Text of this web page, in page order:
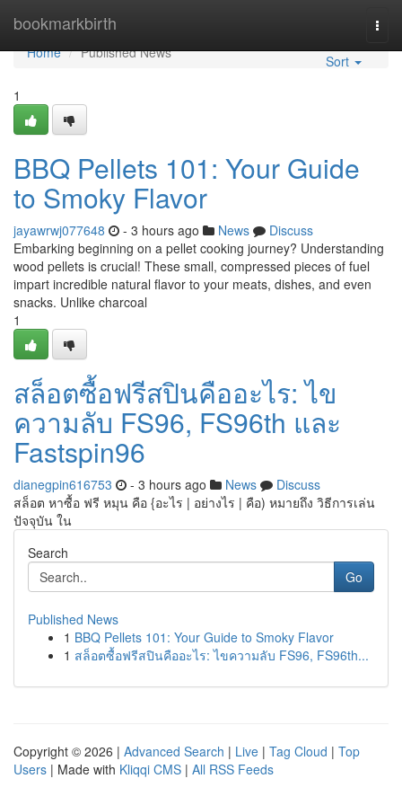
bookmarkbirth
Home
Home
Published News
Sort
1
BBQ Pellets 101: Your Guide
to Smoky Flavor
jayawrwj077648 - 3 hours ago News
Discuss
Embarking beginning on a pellet cooking journey? Understanding
wood pellets is crucial! These small, compressed pieces of fuel
impart incredible natural flavor to your meats, dishes, and even
snacks. Unlike charcoal
1
สล็อตซื้อฟรีสปินคืออะไร: ไข
ความลับ FS96, FS96th และ
Fastspin96
dianegpin616753 - 3 hours ago News
Discuss
สล็อต หาซื้อ ฟรี หมุน คือ {อะไร | อย่างไร | คือ) หมายถึง วิธีการเล่น
ปัจจุบัน ใน
Search
Go
Published News
1 BBQ Pellets 101: Your Guide to Smoky Flavor
1 สล็อตซื้อฟรีสปินคืออะไร: ไขความลับ FS96, FS96th...
Copyright © 2026 | Advanced Search | Live | Tag Cloud | Top
Users | Made with Kliqqi CMS | All RSS Feeds